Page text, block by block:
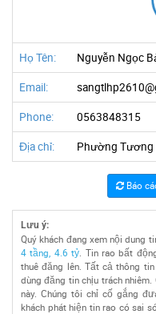
Họ Tên: Nguyễn Ngọc
Email:
Phone: 0563848315
Địa chỉ: Phường Tương
Báo
Lưu ý:
Quý khách đang xem nội dung
4 tầng, 4.6 tỷ. Tin rao bất
thuê đăng lên. Tất cả thông
dùng đăng tin chịu trách
này. Chúng tôi chỉ cố gắng
khách phát hiện tin rao có sai